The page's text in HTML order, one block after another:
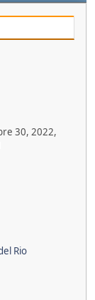
30, 2022,
Rio